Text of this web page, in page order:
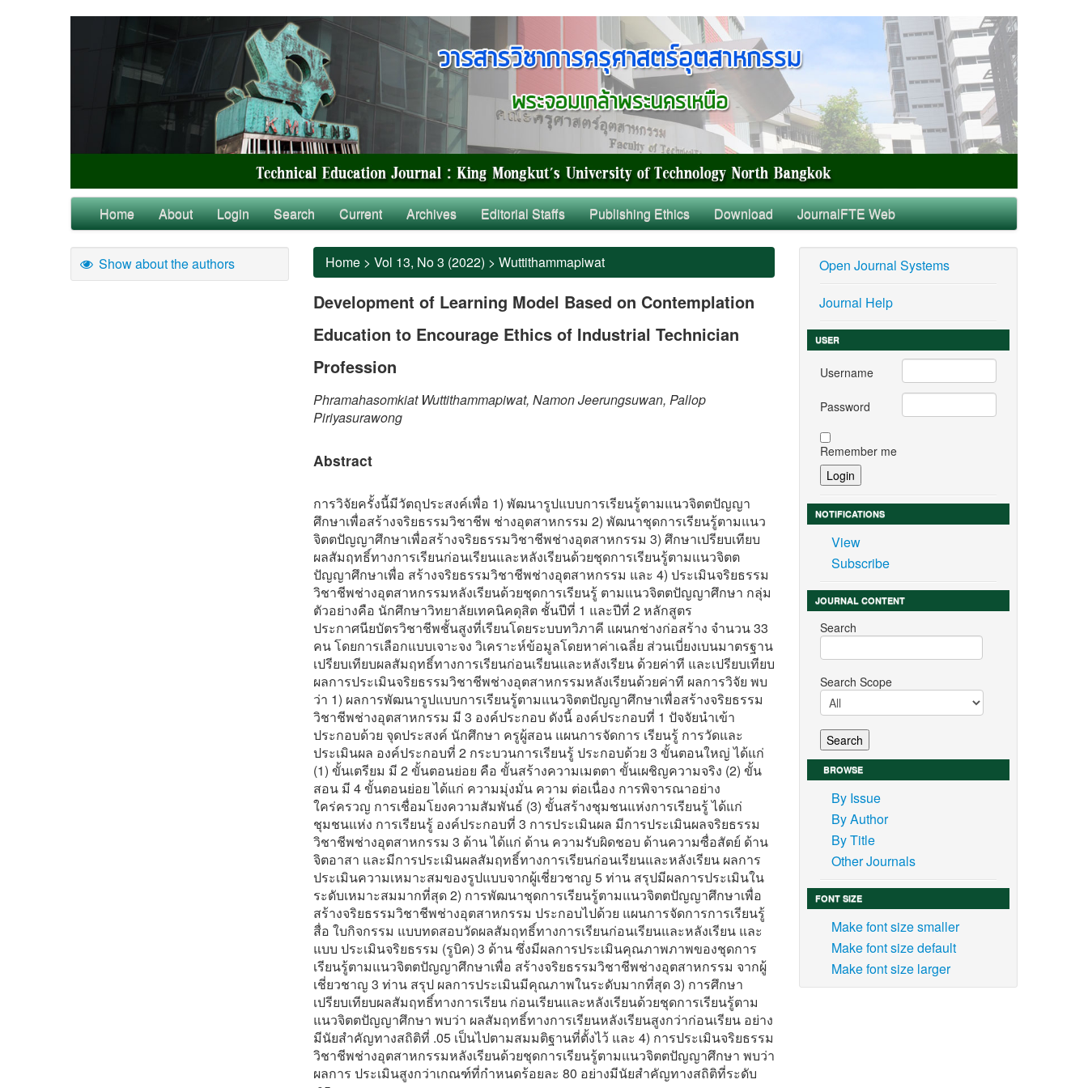
Home About Login Search Current Archives Editorial Staffs Publishing Ethics Download JournalFTE Web
Show about the authors Home > Vol 13, No 3 (2022) > Wuttithammapiwat
Development of Learning Model Based on Contemplation
Education to Encourage Ethics of Industrial Technician
Profession
Phramahasomkiat Wuttithammapiwat, Namon Jeerungsuwan, Pallop
Piriyasurawong
Abstract
การวิจัยครั้งนี้มีวัตถุประสงค์เพื่อ 1) พัฒนารูปแบบการเรียนรู้ตามแนวจิตตปัญญา
ศึกษาเพื่อสร้างจริยธรรมวิชาชีพ ช่างอุตสาหกรรม 2) พัฒนาชุดการเรียนรู้ตามแนว
จิตตปัญญาศึกษาเพื่อสร้างจริยธรรมวิชาชีพช่างอุตสาหกรรม 3) ศึกษาเปรียบเทียบ
ผลสัมฤทธิ์ทางการเรียนก่อนเรียนและหลังเรียนด้วยชุดการเรียนรู้ตามแนวจิตต
ปัญญาศึกษาเพื่อ สร้างจริยธรรมวิชาชีพช่างอุตสาหกรรม และ 4) ประเมินจริยธรรม
วิชาชีพช่างอุตสาหกรรมหลังเรียนด้วยชุดการเรียนรู้ ตามแนวจิตตปัญญาศึกษา กลุ่ม
ตัวอย่างคือ นักศึกษาวิทยาลัยเทคนิคดุสิต ชั้นปีที่ 1 และปีที่ 2 หลักสูตร
ประกาศนียบัตรวิชาชีพชั้นสูงที่เรียนโดยระบบทวิภาคี แผนกช่างก่อสร้าง จํานวน 33
คน โดยการเลือกแบบเจาะจง วิเคราะห์ข้อมูลโดยหาค่าเฉลี่ย ส่วนเบี่ยงเบนมาตรฐาน
เปรียบเทียบผลสัมฤทธิ์ทางการเรียนก่อนเรียนและหลังเรียน ด้วยค่าที และเปรียบเทียบ
ผลการประเมินจริยธรรมวิชาชีพช่างอุตสาหกรรมหลังเรียนด้วยค่าที ผลการวิจัย พบ
ว่า 1) ผลการพัฒนารูปแบบการเรียนรู้ตามแนวจิตตปัญญาศึกษาเพื่อสร้างจริยธรรม
วิชาชีพช่างอุตสาหกรรม มี 3 องค์ประกอบ ดังนี้ องค์ประกอบที่ 1 ปัจจัยนําเข้า
ประกอบด้วย จุดประสงค์ นักศึกษา ครูผู้สอน แผนการจัดการ เรียนรู้ การวัดและ
ประเมินผล องค์ประกอบที่ 2 กระบวนการเรียนรู้ ประกอบด้วย 3 ขั้นตอนใหญ่ ได้แก่
(1) ขั้นเตรียม มี 2 ขั้นตอนย่อย คือ ขั้นสร้างความเมตตา ขั้นเผชิญความจริง (2) ขั้น
สอน มี 4 ขั้นตอนย่อย ได้แก่ ความมุ่งมั่น ความ ต่อเนื่อง การพิจารณาอย่าง
ใคร่ครวญ การเชื่อมโยงความสัมพันธ์ (3) ขั้นสร้างชุมชนแห่งการเรียนรู้ ได้แก่
ชุมชนแห่ง การเรียนรู้ องค์ประกอบที่ 3 การประเมินผล มีการประเมินผลจริยธรรม
วิชาชีพช่างอุตสาหกรรม 3 ด้าน ได้แก่ ด้าน ความรับผิดชอบ ด้านความซื่อสัตย์ ด้าน
จิตอาสา และมีการประเมินผลสัมฤทธิ์ทางการเรียนก่อนเรียนและหลังเรียน ผลการ
ประเมินความเหมาะสมของรูปแบบจากผู้เชี่ยวชาญ 5 ท่าน สรุปมีผลการประเมินใน
ระดับเหมาะสมมากที่สุด 2) การพัฒนาชุดการเรียนรู้ตามแนวจิตตปัญญาศึกษาเพื่อ
สร้างจริยธรรมวิชาชีพช่างอุตสาหกรรม ประกอบไปด้วย แผนการจัดการการเรียนรู้
สื่อ ใบกิจกรรม แบบทดสอบวัดผลสัมฤทธิ์ทางการเรียนก่อนเรียนและหลังเรียน และ
แบบ ประเมินจริยธรรม (รูบิค) 3 ด้าน ซึ่งมีผลการประเมินคุณภาพภาพของชุดการ
เรียนรู้ตามแนวจิตตปัญญาศึกษาเพื่อ สร้างจริยธรรมวิชาชีพช่างอุตสาหกรรม จากผู้
เชี่ยวชาญ 3 ท่าน สรุป ผลการประเมินมีคุณภาพในระดับมากที่สุด 3) การศึกษา
เปรียบเทียบผลสัมฤทธิ์ทางการเรียน ก่อนเรียนและหลังเรียนด้วยชุดการเรียนรู้ตาม
แนวจิตตปัญญาศึกษา พบว่า ผลสัมฤทธิ์ทางการเรียนหลังเรียนสูงกว่าก่อนเรียน อย่าง
มีนัยสําคัญทางสถิติที่ .05 เป็นไปตามสมมติฐานที่ตั้งไว้ และ 4) การประเมินจริยธรรม
วิชาชีพช่างอุตสาหกรรมหลังเรียนด้วยชุดการเรียนรู้ตามแนวจิตตปัญญาศึกษา พบว่า
ผลการ ประเมินสูงกว่าเกณฑ์ที่กําหนดร้อยละ 80 อย่างมีนัยสําคัญทางสถิติที่ระดับ
Open Journal Systems
Journal Help
USER
Username
Password
Remember me
NOTIFICATIONS
View
Subscribe
JOURNAL CONTENT
Search
Search Scope
BROWSE
By Issue
By Author
By Title
Other Journals
FONT SIZE
Make font size smaller
Make font size default
Make font size larger